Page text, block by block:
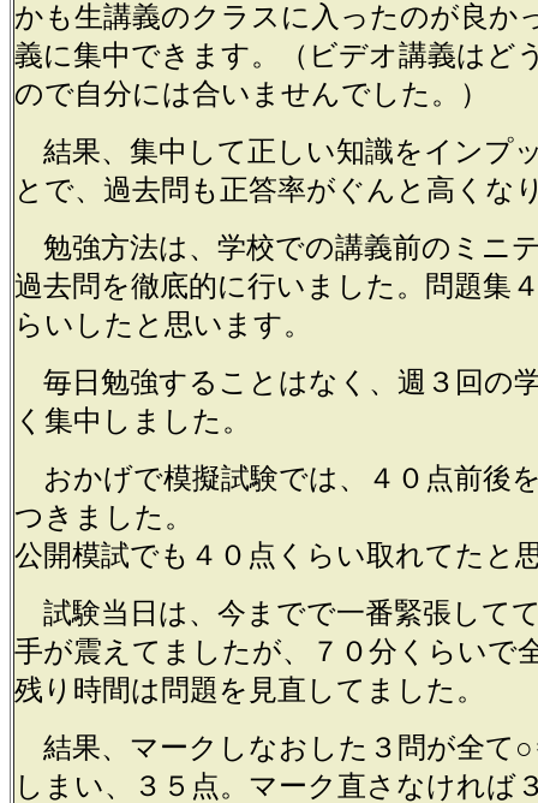
かも生講義のクラスに入ったのが良か
義に集中できます。（ビデオ講義はど
ので自分には合いませんでした。）
結果、集中して正しい知識をインプ
とで、過去問も正答率がぐんと高くな
勉強方法は、学校での講義前のミニ
過去問を徹底的に行いました。問題集
らいしたと思います。
毎日勉強することはなく、週３回の
く集中しました。
おかげで模擬試験では、４０点前後
つきました。
公開模試でも４０点くらい取れてたと
試験当日は、今までで一番緊張して
手が震えてましたが、７０分くらいで
残り時間は問題を見直してました。
結果、マークしなおした３問が全て
しまい、３５点。マーク直さなければ